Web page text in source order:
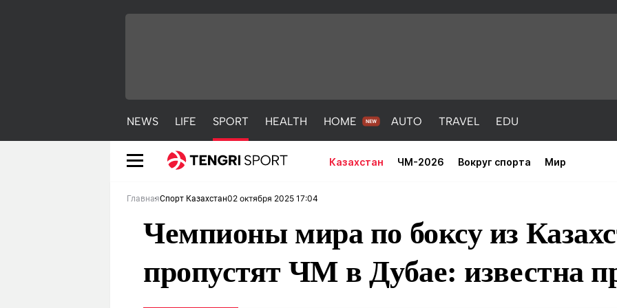
NEWS LIFE SPORT HEALTH HOME AUTO TRAVEL EDU
Казахстан ЧМ-2026 Вокруг спорта Мир
SPORT HEALTH
ГлавнаяСпорт Казахстан02 октября 2025 17:04
Чемпионы мира по боксу из
пропустят ЧМ в Дубае: известна